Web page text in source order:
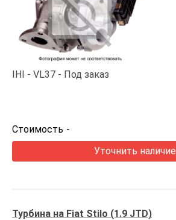
IHI VL37 Под заказ
Стоимость -
Уточнить наличие
Турбина на Fiat Stilo (1.9 JTD)